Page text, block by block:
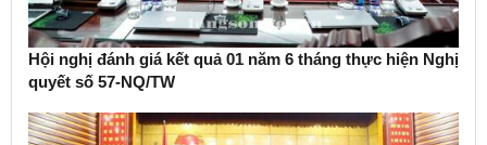
Hội nghị đánh giá kết quả 01 năm 6 tháng thực hiện Nghị
quyết số 57-NQ/TW